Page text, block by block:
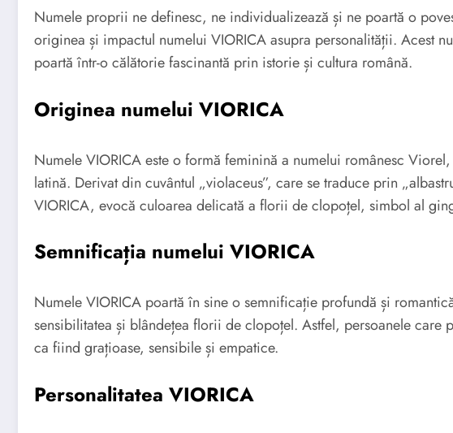
Numele proprii ne definesc, ne individualizează și ne poartă o
originea și impactul numelui VIORICA asupra personalității. Acest
poartă într-o călătorie fascinantă prin istorie și cultura română.
Originea numelui VIORICA
Numele VIORICA este o formă feminină a numelui românesc
latină. Derivat din cuvântul „violaceus”, care se traduce prin
VIORICA, evocă culoarea delicată a florii de clopoțel, simbol al
Semnificația numelui VIORICA
Numele VIORICA poartă în sine o semnificație profundă și
sensibilitatea și blândețea florii de clopoțel. Astfel, persoanele care
ca fiind grațioase, sensibile și empatice.
Personalitatea VIORICA